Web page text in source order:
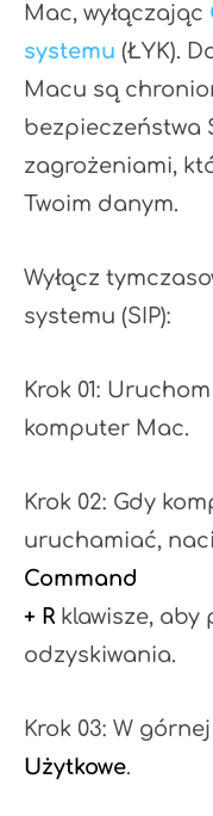
Mac, wyłączając
systemu (ŁYK).
Macu są
bezpieczeństwa
zagrożeniami,
Twoim danym.
Wyłącz
systemu (SIP):
Krok 01:
komputer Mac.
Krok 02: Gdy
uruchamiać,
Command
+ R klawisze,
odzyskiwania.
Krok 03: W
Użytkowe.